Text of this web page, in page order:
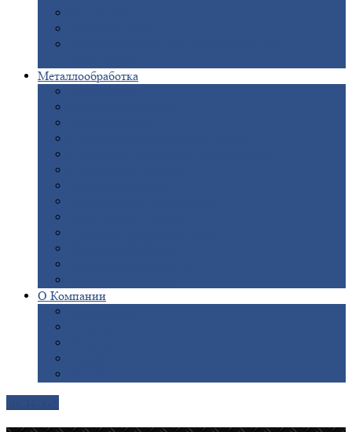
Металлообработка
О Компании